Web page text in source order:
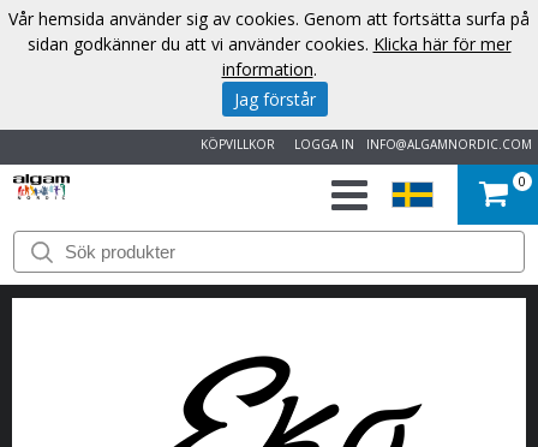
INFO@ALGAMNORDIC.COM
LOGGA IN
KÖPVILLKOR
START
VARUMÄRKEN
0
Vår hemsida använder sig av cookies. Genom att fortsätta surfa på
sidan godkänner du att vi använder cookies. Klicka här för mer
information.
Jag förstår